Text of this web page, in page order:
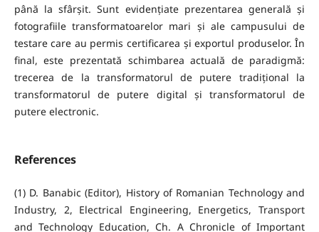
până la sfârșit. Sunt evidențiate prezentarea generală și
fotografiile transformatoarelor mari și ale campusului de
testare care au permis certificarea și exportul produselor. În
final, este prezentată schimbarea actuală de paradigmă:
trecerea de la transformatorul de putere tradițional la
transformatorul de putere digital și transformatorul de
putere electronic.
References
(1) D. Banabic (Editor), History of Romanian Technology and
Industry, 2, Electrical Engineering, Energetics, Transport
and Technology Education, Ch. A Chronicle of Important